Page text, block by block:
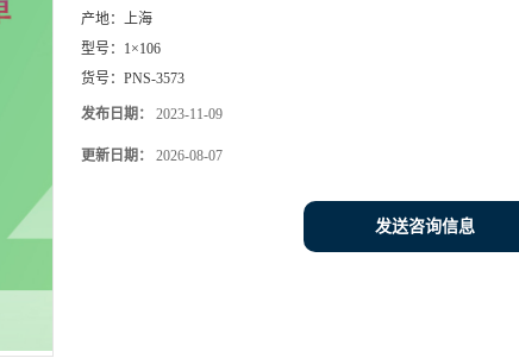
产地： 上海
型号： 1×106
货号： PNS-3573
发布日期： 2023-11-09
更新日期： 2026-08-07
发送咨询信息